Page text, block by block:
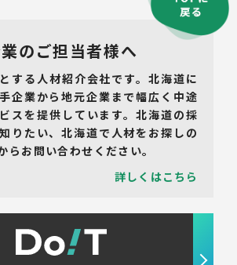
のご担当者様へ
する人材紹介会社です。北海道に
企業から地元企業まで幅広く中途
スを提供しています。北海道の採
りたい、北海道で人材をお探しの
らお問い合わせください。
詳しくはこちら